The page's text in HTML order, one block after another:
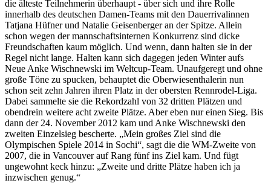
die älteste Teilnehmerin überhaupt - über sich und ihre Rolle
innerhalb des deutschen Damen-Teams mit den Dauerrivalinnen
Tatjana Hüfner und Natalie Geisenberger an der Spitze. Allein
schon wegen der mannschaftsinternen Konkurrenz sind dicke
Freundschaften kaum möglich. Und wenn, dann halten sie in der
Regel nicht lange. Halten kann sich dagegen jeden Winter aufs
Neue Anke Wischnewski im Weltcup-Team. Unaufgeregt und ohne
große Töne zu spucken, behauptet die Oberwiesenthalerin nun
schon seit zehn Jahren ihren Platz in der obersten Rennrodel-Liga.
Dabei sammelte sie die Rekordzahl von 32 dritten Plätzen und
obendrein weitere acht zweite Plätze. Aber eben nur einen Sieg. Bis
dann der 24. November 2012 kam und Anke Wischnewski den
zweiten Einzelsieg bescherte. „Mein großes Ziel sind die
Olympischen Spiele 2014 in Sochi“, sagt die die WM-Zweite von
2007, die in Vancouver auf Rang fünf ins Ziel kam. Und fügt
ungewohnt keck hinzu: „Zweite und dritte Plätze haben ich ja
inzwischen genug.“